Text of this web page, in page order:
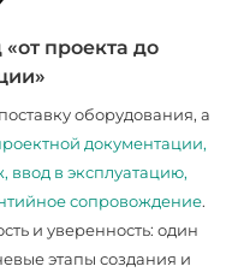
проекта до
оборудования, а
документации,
ввод в эксплуатацию,
сопровождение.
и уверенность: один
этапы создания и